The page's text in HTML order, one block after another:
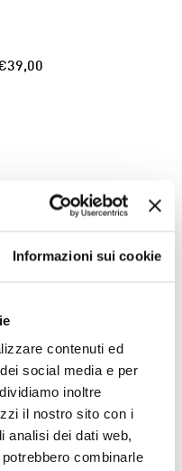
Informazioni sui cookie
contenuti ed
social media e per
inoltre
il nostro sito con i
analisi dei dati web,
combinarle